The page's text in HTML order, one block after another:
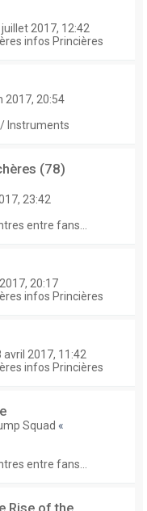
2017, 12:42
infos Princières
2017, 20:54
Instruments
(78)
23:42
entre fans...
20:17
infos Princières
avril 2017, 11:42
infos Princières
Squad «
entre fans...
Rise of the